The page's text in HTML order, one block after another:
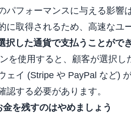
パフォーマンスに与える影響
に取得されるため、高速なユ
択した通貨で支払うことがで
を使用すると、顧客が選択し
ェイ (Stripe や PayPal など)
認する必要があります。
を残すのはやめましょう